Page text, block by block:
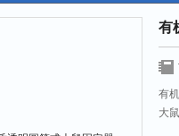
有
有
大